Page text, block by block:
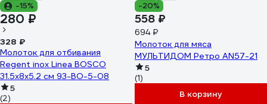
-15%
280 ₽
328 ₽
Молоток для отбивания
Regent inox Linea BOSCO
31.5x8х5.2 см 93-BO-5-08
5
(2)
-20%
558 ₽
694 ₽
Молоток для мяса
МУЛЬТИДОМ Ретро AN57-21
5
(1)
В корзину